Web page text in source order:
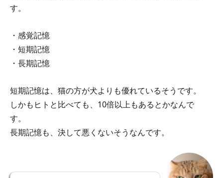
す。
・感覚記憶
・短期記憶
・長期記憶
短期記憶は、猫の方が犬よりも優れているそうです。
しかもヒトと比べても、10倍以上もあるとかなんで
す。
長期記憶も、決して悪くないそうなんです。